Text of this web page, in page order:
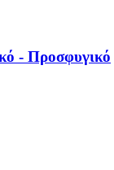
- Προσφυγικό